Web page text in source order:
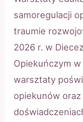
samoregulacji
traumie
2026 r. w
Opiekuńczym w
warsztaty
opiekunów